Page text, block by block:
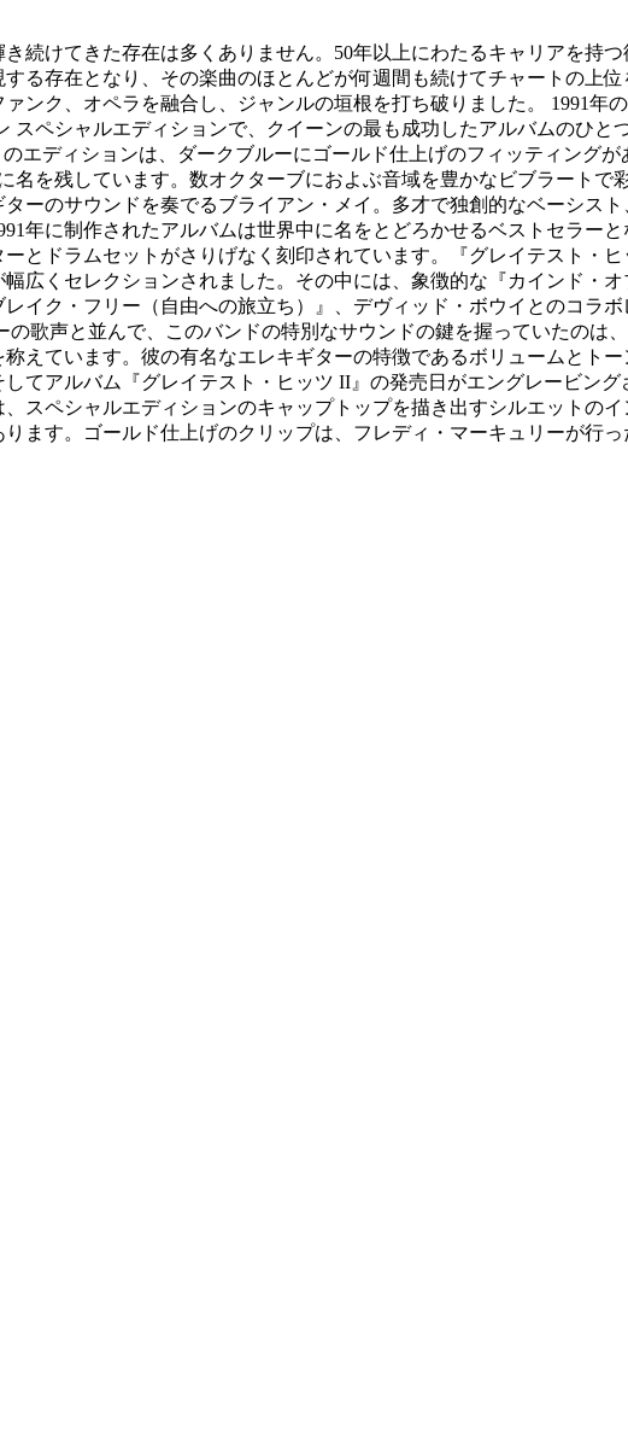
続けてきた存在は多くありません。50年以上にわたるキャリアを持
る存在となり、その楽曲のほとんどが何週間も続けてチャートの上
ンク、オペラを融合し、ジャンルの垣根を打ち破りました。 1991年
ペシャルエディションで、クイーンの最も成功したアルバムのひと
エディションは、ダークブルーにゴールド仕上げのフィッティング
を残しています。数オクターブにおよぶ音域を豊かなビブラートで
ーのサウンドを奏でるブライアン・メイ。多才で独創的なベーシス
年に制作されたアルバムは世界中に名をとどろかせるベストセラー
とドラムセットがさりげなく刻印されています。『グレイテスト・
広くセレクションされました。その中には、象徴的な『カインド・
イク・フリー（自由への旅立ち）』、デヴィッド・ボウイとのコラ
歌声と並んで、このバンドの特別なサウンドの鍵を握っていたのは
えています。彼の有名なエレキギターの特徴であるボリュームとト
てアルバム『グレイテスト・ヒッツ II』の発売日がエングレービング
スペシャルエディションのキャップトップを描き出すシルエットの
ます。ゴールド仕上げのクリップは、フレディ・マーキュリーが行